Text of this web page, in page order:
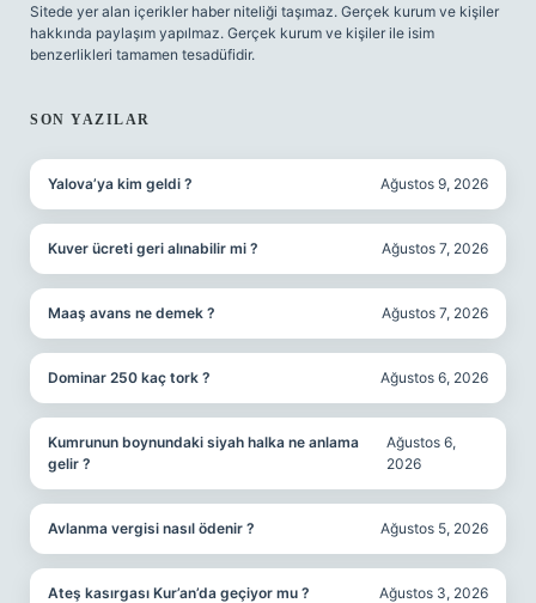
Sitede yer alan içerikler haber niteliği taşımaz. Gerçek kurum ve kişiler
hakkında paylaşım yapılmaz. Gerçek kurum ve kişiler ile isim
benzerlikleri tamamen tesadüfidir.
SON YAZILAR
Yalova’ya kim geldi ? Ağustos 9, 2026
Kuver ücreti geri alınabilir mi ? Ağustos 7, 2026
Maaş avans ne demek ? Ağustos 7, 2026
Dominar 250 kaç tork ? Ağustos 6, 2026
Kumrunun boynundaki siyah halka ne anlama
gelir ?
Ağustos 6,
2026
Avlanma vergisi nasıl ödenir ? Ağustos 5, 2026
Ateş kasırgası Kur’an’da geçiyor mu ? Ağustos 3, 2026